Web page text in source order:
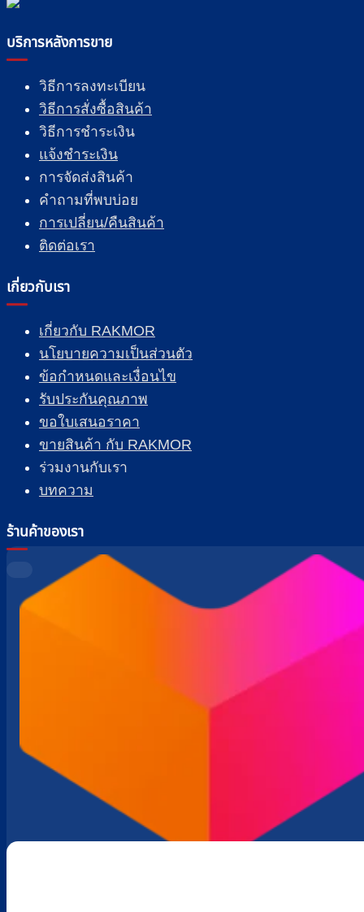
บริการหลังการขาย
วิธีการลงทะเบียน
วิธีการสั่งซื้อสินค้า
วิธีการชำระเงิน
แจ้งชำระเงิน
การจัดส่งสินค้า
คำถามที่พบบ่อย
การเปลี่ยน/คืนสินค้า
ติดต่อเรา
เกี่ยวกับเรา
เกี่ยวกับ RAKMOR
นโยบายความเป็นส่วนตัว
ข้อกำหนดและเงื่อนไข
รับประกันคุณภาพ
ขอใบเสนอราคา
ขายสินค้า กับ RAKMOR
ร่วมงานกับเรา
บทความ
ร้านค้าของเรา